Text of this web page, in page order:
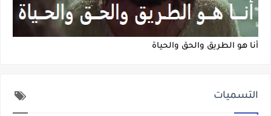
أنا هو الطريق والحق والحياة
التسميات